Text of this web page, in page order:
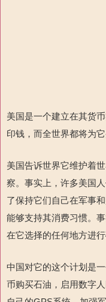
美国是一个建立在其货
印钱，而全世界都将为它
美国告诉世界它维护着
察。事实上，许多美国
了保持它们自己在军事
能够支持其消费习惯。
在它选择的任何地方进行
中国对它的这个计划是
币购买石油，启用数字